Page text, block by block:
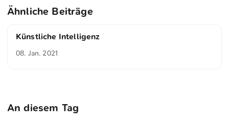
Ähnliche Beiträge
Künstliche Intelligenz
08. Jan. 2021
An diesem Tag